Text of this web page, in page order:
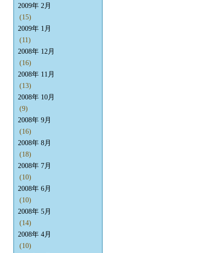
2009年 2月
(15)
2009年 1月
(11)
2008年 12月
(16)
2008年 11月
(13)
2008年 10月
(9)
2008年 9月
(16)
2008年 8月
(18)
2008年 7月
(10)
2008年 6月
(10)
2008年 5月
(14)
2008年 4月
(10)